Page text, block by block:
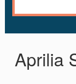
Aprilia